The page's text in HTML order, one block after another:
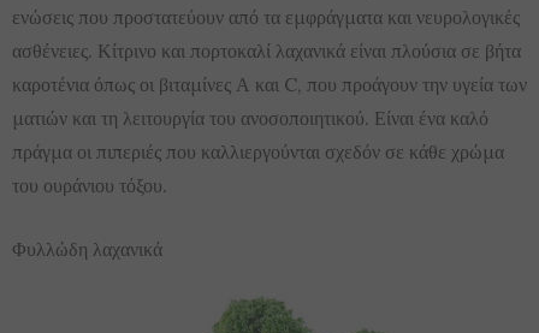
ενώσεις που προστατεύουν από τα εμφράγματα και νευρολογικές
ασθένειες. Κίτρινο και πορτοκαλί λαχανικά είναι πλούσια σε βήτα
καροτένια όπως οι βιταμίνες Α και C, που προάγουν την υγεία των
ματιών και τη λειτουργία του ανοσοποιητικού. Είναι ένα καλό
πράγμα οι πιπεριές που καλλιεργούνται σχεδόν σε κάθε χρώμα
του ουράνιου τόξου.
Φυλλώδη λαχανικά